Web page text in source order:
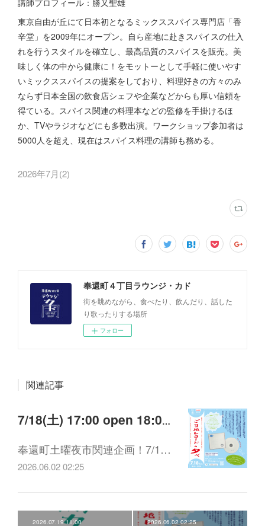
講師プロフィール：勝又聖雄
東京自由が丘にて日本初となるミックススパイス専門店「香
辛堂」を2009年にオープン。自ら産地に赴きスパイスの仕入
れを行うスタイルを確立し、最高品質のスパイスを販売。美
味しく体の中から健康に！をモットーとして手軽に使いやす
いミックススパイスの提案をしており、料理好きの方々のみ
ならず日本全国の飲食店シェフや企業などからも厚い信頼を
得ている。スパイス関連の料理本などの監修を手掛けるほ
か、TVやラジオなどにも多数出演。ワークショップ参加者は
5000人を超え、現在はスパイス料理の講師も務める。
2026年7月(2)
奉還町４丁目ラウンジ・カド
街を眺めながら、食べたり、飲んだり、話した
り歌ったりする場所
フォロー
関連記事
7/18(土) 17:00 open 18:00〜20:00 「「ご当地レコードの夕べ」 feat. 岡山ご当地mix(仮)
奉還町土曜夜市関連企画！7/1…
2026.06.02 02:25
2026.07.19 11:00 2026.06.02 02:25